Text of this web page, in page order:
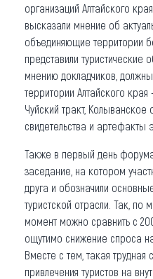
организаций Алтайского
высказали мнение об
объединяющие территории
представили
мнению докладчиков,
территории Алтайского
Чуйский тракт,
свидетельства и артефакты
Также в первый день
заседание, на котором
друга и обозначили
туристской отрасли. Так,
момент можно сравнить с
ощутимо снижение спроса
Вместе с тем, такая трудная
привлечения туристов на